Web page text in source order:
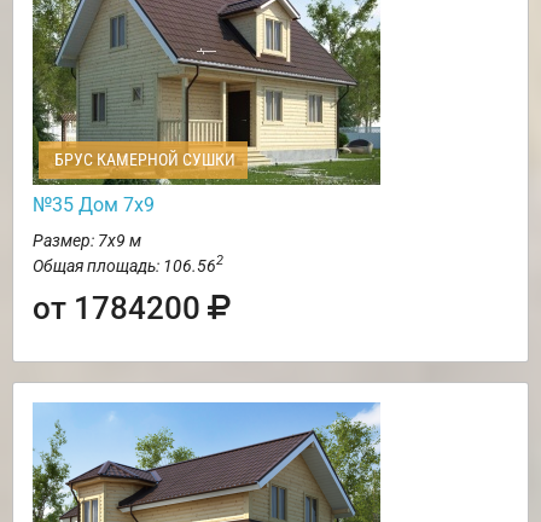
БРУС КАМЕРНОЙ СУШКИ
№35 Дом 7х9
Размер: 7х9 м
Общая площадь: 106.562
от 1784200